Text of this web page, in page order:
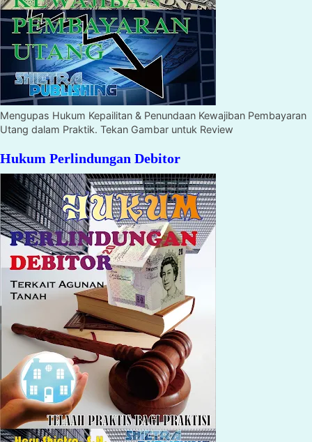
Mengupas Hukum Kepailitan & Penundaan Kewajiban Pembayaran
Utang dalam Praktik. Tekan Gambar untuk Review
Hukum Perlindungan Debitor